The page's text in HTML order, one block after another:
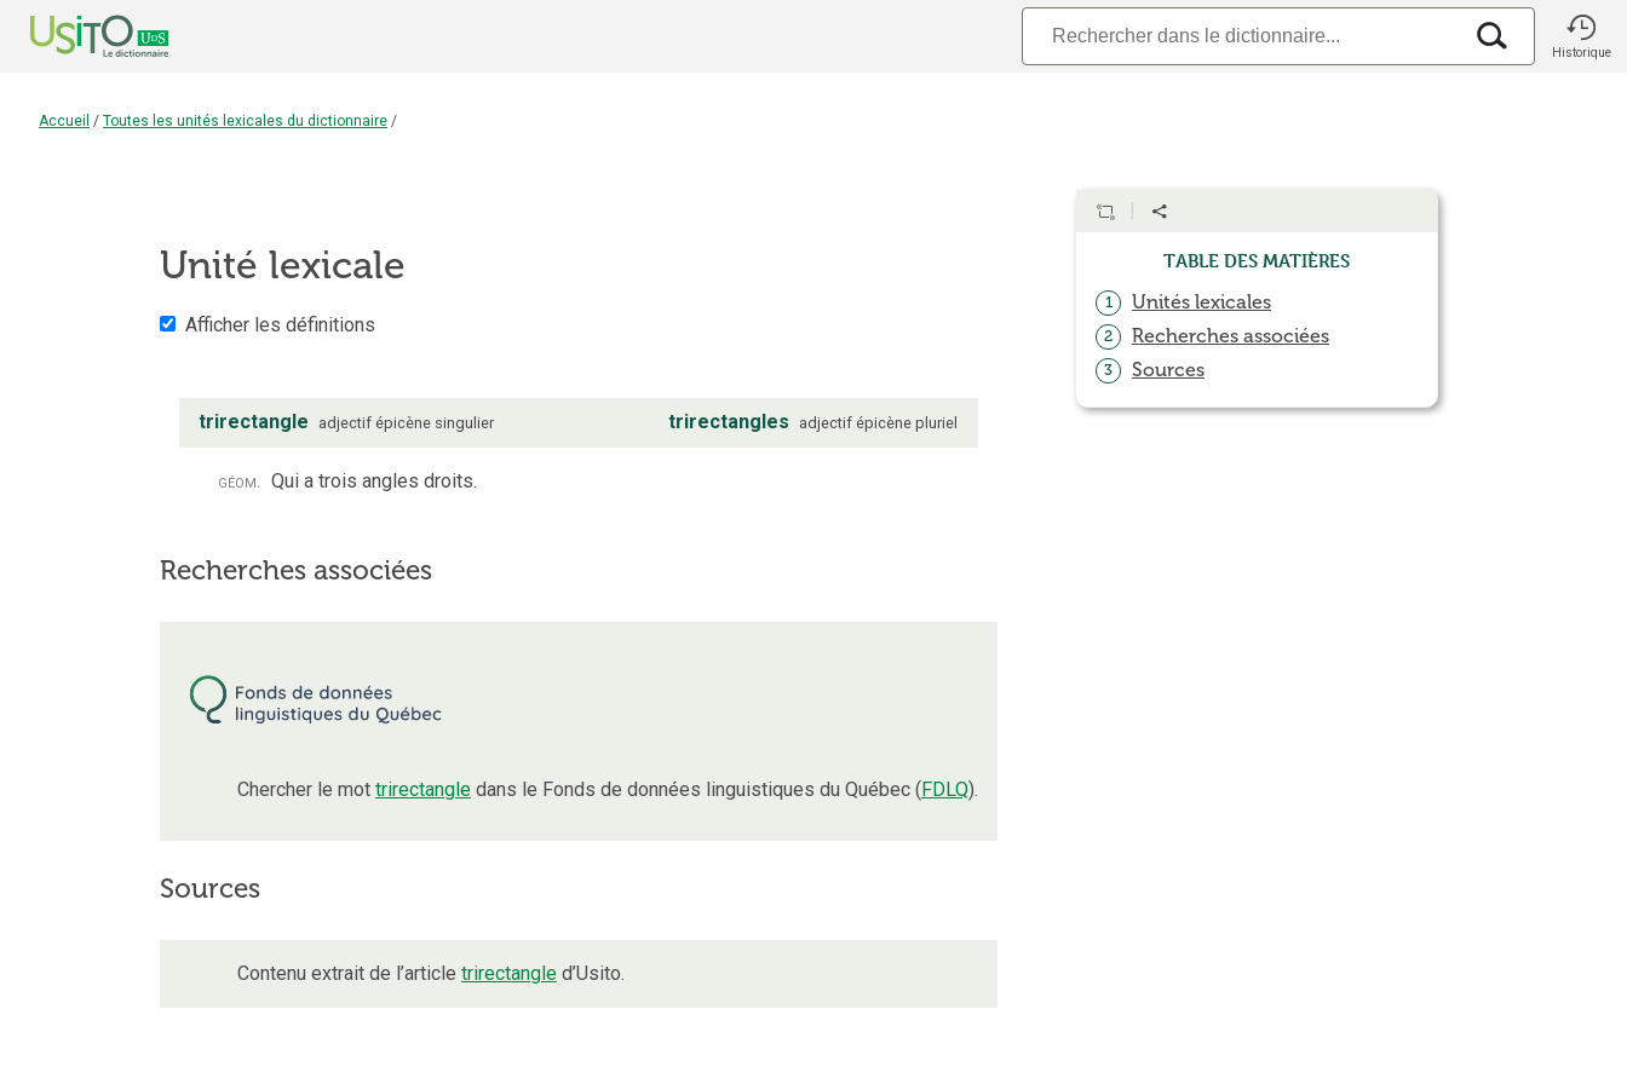
Historique
Accueil / Toutes les unités lexicales du dictionnaire /
Unité lexicale
Afficher les définitions
trirectangle adjectif épicène singulier trirectangles adjectif épicène pluriel
géom. Qui a trois angles droits.
Recherches associées
Chercher le mot trirectangle dans le Fonds de données linguistiques du Québec (FDLQ).
Sources
Contenu extrait de l’article trirectangle d’Usito.
Table des matières
1 Unités lexicales
2 Recherches associées
3 Sources